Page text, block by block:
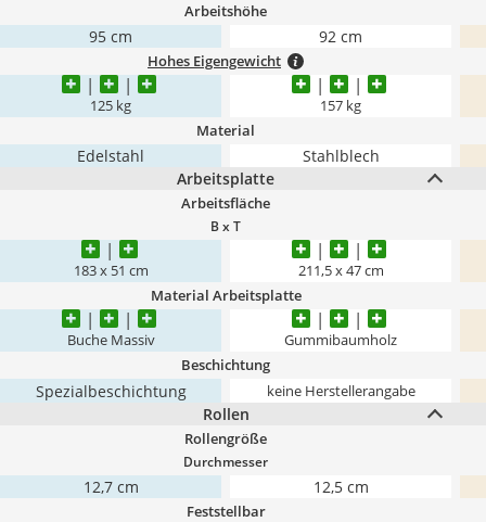
Arbeitshöhe
95 cm 92 cm
Hohes Eigengewicht
125 kg 157 kg
Material
Edelstahl
Stahlblech
Arbeitsplatte
Arbeitsfläche
B x T
183 x 51 cm 211,5 x 47 cm
Material Arbeitsplatte
Buche Massiv Gummibaumholz
Beschichtung
Spezialbeschichtung keine Herstellerangabe
Rollen
Rollengröße
Durchmesser
12,7 cm 12,5 cm
Feststellbar